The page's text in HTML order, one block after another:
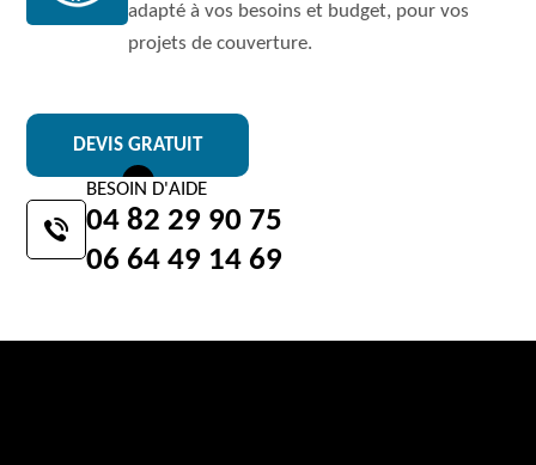
adapté à vos besoins et budget, pour vos
projets de couverture.
DEVIS GRATUIT
BESOIN D'AIDE
04 82 29 90 75
06 64 49 14 69